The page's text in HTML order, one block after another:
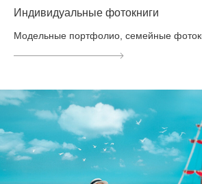
Индивидуальные фотокниги
Модельные портфолио, семейные